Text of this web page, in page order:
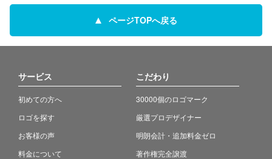
ページTOPへ戻る
サービス
初めての方へ
ロゴを探す
お客様の声
料金について
こだわり
30000個のロゴマーク
厳選プロデザイナー
明朗会計・追加料金ゼロ
著作権完全譲渡